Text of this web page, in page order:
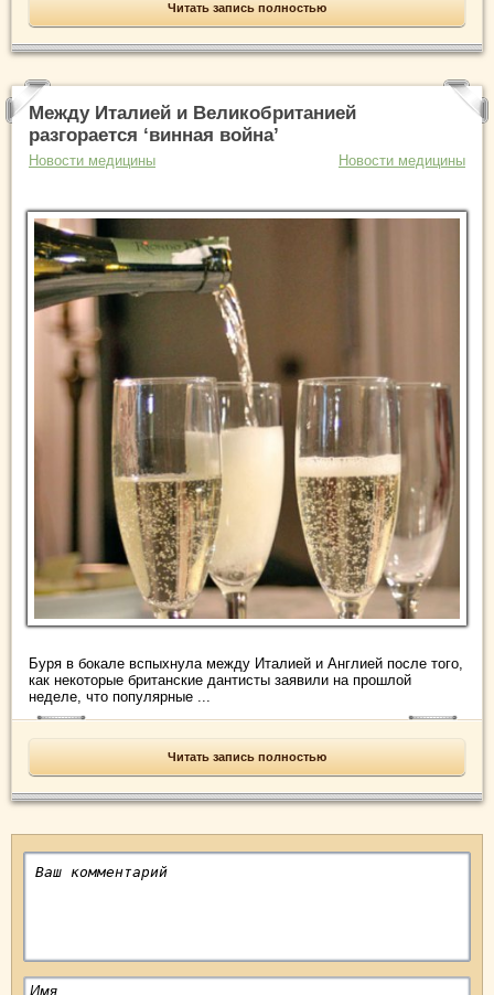
Читать запись полностью
Между Италией и Великобританией
разгорается ‘винная война’
Новости медицины Новости медицины
Буря в бокале вспыхнула между Италией и Англией после того,
как некоторые британские дантисты заявили на прошлой
неделе, что популярные ...
Читать запись полностью